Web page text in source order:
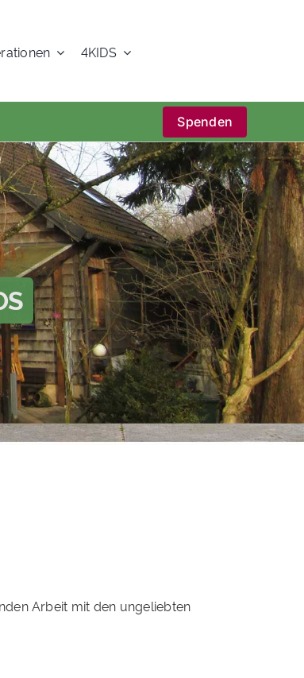
4KIDS
Spenden
Arbeit mit den ungeliebten